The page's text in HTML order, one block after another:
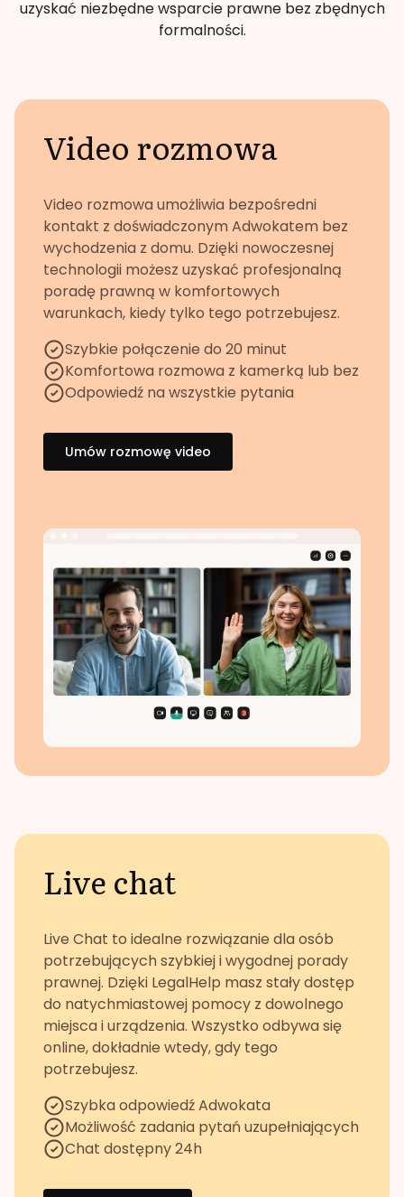
uzyskać niezbędne wsparcie prawne bez zbędnych
formalności.
Video rozmowa
Video rozmowa umożliwia bezpośredni
kontakt z doświadczonym Adwokatem bez
wychodzenia z domu. Dzięki nowoczesnej
technologii możesz uzyskać profesjonalną
poradę prawną w komfortowych
warunkach, kiedy tylko tego potrzebujesz.
Szybkie połączenie do 20 minut
Komfortowa rozmowa z kamerką lub bez
Odpowiedź na wszystkie pytania
Umów rozmowę video
Live chat
Live Chat to idealne rozwiązanie dla osób
potrzebujących szybkiej i wygodnej porady
prawnej. Dzięki LegalHelp masz stały dostęp
do natychmiastowej pomocy z dowolnego
miejsca i urządzenia. Wszystko odbywa się
online, dokładnie wtedy, gdy tego
potrzebujesz.
Szybka odpowiedź Adwokata
Możliwość zadania pytań uzupełniających
Chat dostępny 24h